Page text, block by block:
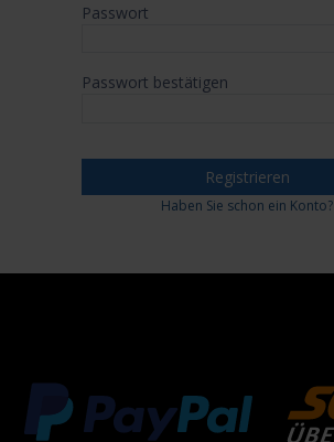
Passwort
Passwort bestätigen
Registrieren
Haben Sie schon ein Konto?